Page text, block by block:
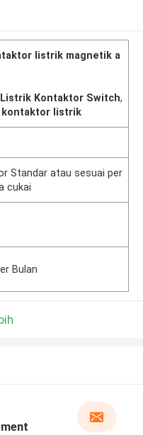
listrik magnetik a
Kontaktor Switch,
kontaktor listrik
Standar atau sesuai per
cukai
Bulan